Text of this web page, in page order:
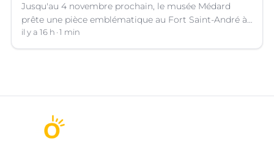
Jusqu'au 4 novembre prochain, le musée Médard
prête une pièce emblématique au Fort Saint-André à
Villeneuve-lez-Avignon (Gard).
il y a 16 h 1 min